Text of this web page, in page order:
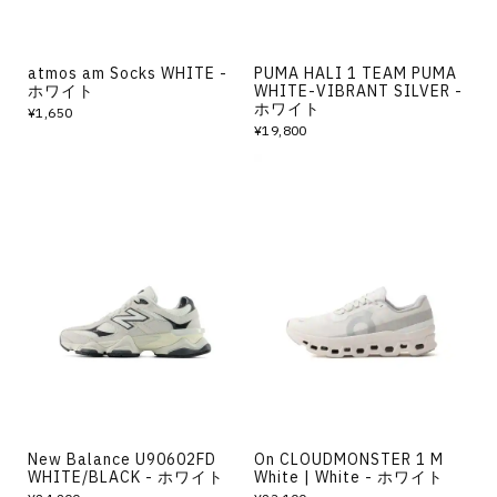
atmos am Socks WHITE -
ホワイト
¥1,650
PUMA HALI 1 TEAM PUMA
WHITE-VIBRANT SILVER -
ホワイト
¥19,800
New Balance U90602FD
WHITE/BLACK - ホワイト
On CLOUDMONSTER 1 M
White | White - ホワイト